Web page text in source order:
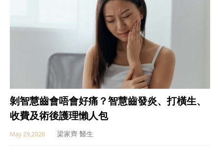
剝智慧齒會唔會好痛？智慧齒發炎、打橫生、
收費及術後護理懶人包
May 29,2026 梁家齊 醫生